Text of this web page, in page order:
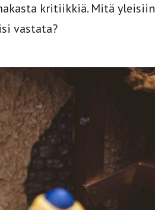
kritiikkiä. Mitä yleisiin
vastata?